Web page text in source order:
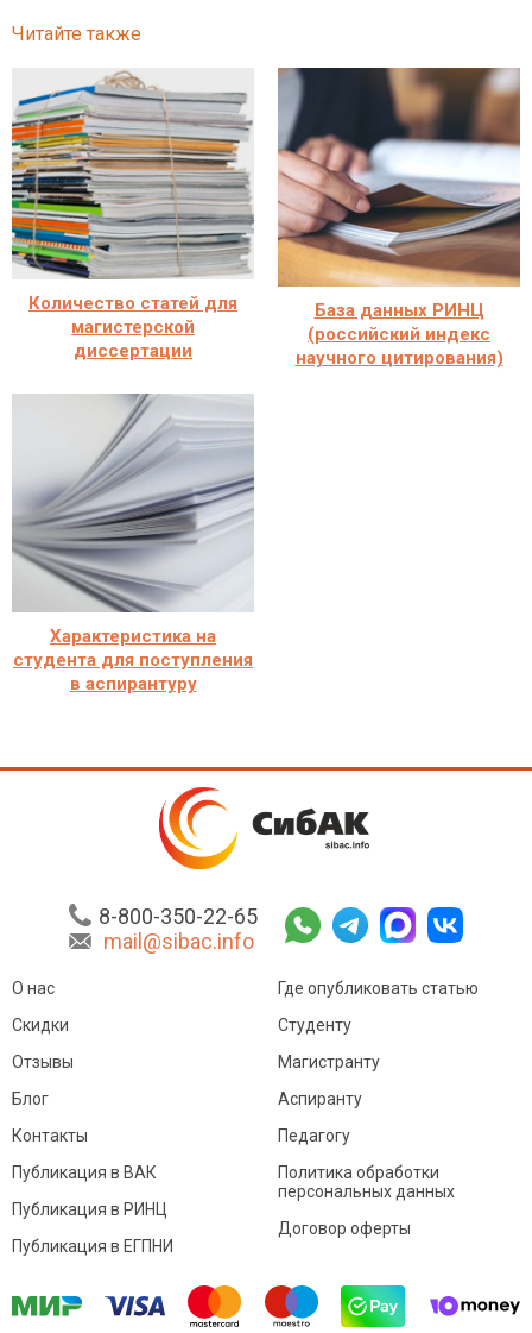
Читайте также
Количество статей для
магистерской
диссертации
База данных РИНЦ
(российский индекс
научного цитирования)
Характеристика на
студента для поступления
в аспирантуру
8-800-350-22-65
mail@sibac.info
О нас
Скидки
Отзывы
Блог
Контакты
Где опубликовать статью
Студенту
Магистранту
Аспиранту
Педагогу
Публикация в ВАК
Публикация в РИНЦ
Публикация в ЕГПНИ
Политика обработки
персональных данных
Договор оферты